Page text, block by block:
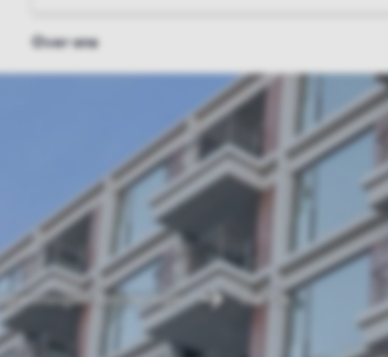
Over ons
Amsterdam The Ox